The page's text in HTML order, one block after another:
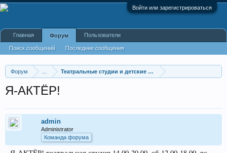
Войти или зарегистрироваться
Форум Театральные студии и детские театры-студии
Я-АКТЁР!
admin
Administrator
Команда форума
Главная Форум
Поиск сообщений Последние сообщения
Пользователи